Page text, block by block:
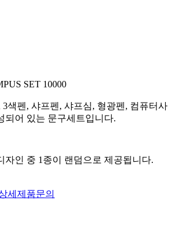
SET 10000
색펜, 샤프펜, 샤프심, 형광펜, 컴퓨터사
되어 있는 문구세트입니다.
인 중 1종이 랜덤으로 제공됩니다.
세 제품문의